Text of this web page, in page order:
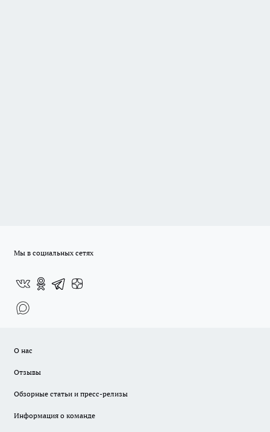
Мы в социальных сетях
О нас
Отзывы
Обзорные статьи и пресс-релизы
Информация о команде